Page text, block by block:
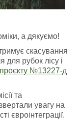
а дякуємо!
скасування
для рубок лісу і
№13227-д
та
увагу на
євроінтеграції.